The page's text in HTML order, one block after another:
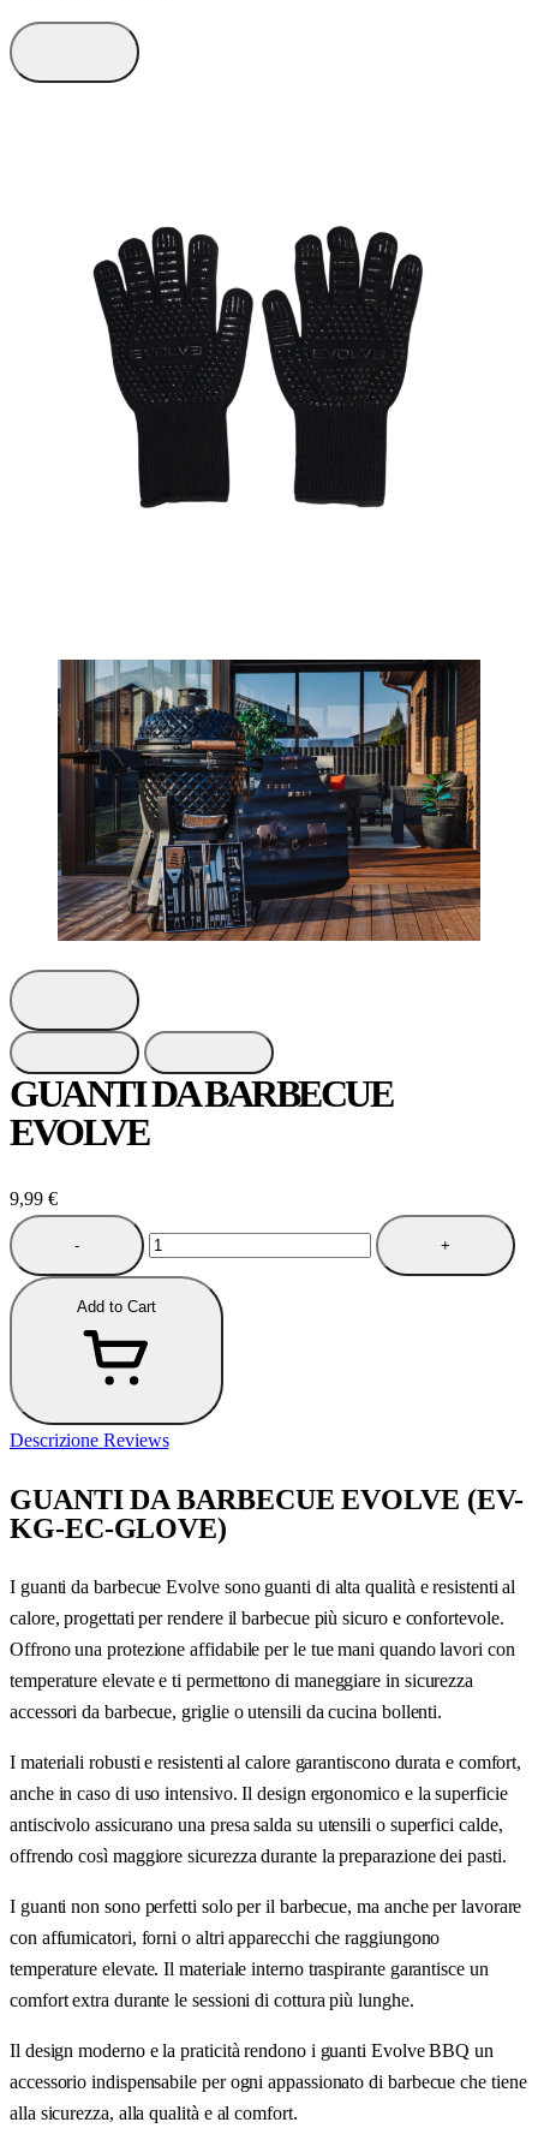
GUANTI DA BARBECUE
EVOLVE
9,99 €
- +
Add to Cart
DescrizioneReviews
GUANTI DA BARBECUE EVOLVE (EV-
KG-EC-GLOVE)
I guanti da barbecue Evolve sono guanti di alta qualità e resistenti al
calore, progettati per rendere il barbecue più sicuro e confortevole.
Offrono una protezione affidabile per le tue mani quando lavori con
temperature elevate e ti permettono di maneggiare in sicurezza
accessori da barbecue, griglie o utensili da cucina bollenti.
I materiali robusti e resistenti al calore garantiscono durata e comfort,
anche in caso di uso intensivo. Il design ergonomico e la superficie
antiscivolo assicurano una presa salda su utensili o superfici calde,
offrendo così maggiore sicurezza durante la preparazione dei pasti.
I guanti non sono perfetti solo per il barbecue, ma anche per lavorare
con affumicatori, forni o altri apparecchi che raggiungono
temperature elevate. Il materiale interno traspirante garantisce un
comfort extra durante le sessioni di cottura più lunghe.
Il design moderno e la praticità rendono i guanti Evolve BBQ un
accessorio indispensabile per ogni appassionato di barbecue che tiene
alla sicurezza, alla qualità e al comfort.